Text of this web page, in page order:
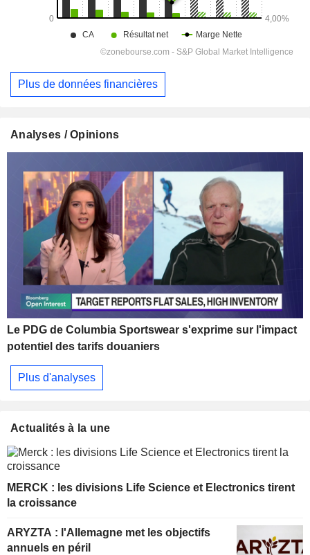
Plus de données financières
Analyses / Opinions
Le PDG de Columbia Sportswear s'exprime sur l'impact
potentiel des tarifs douaniers
Plus d'analyses
Actualités à la une
MERCK : les divisions Life Science et Electronics tirent
la croissance
ARYZTA : l'Allemagne met les objectifs
annuels en péril